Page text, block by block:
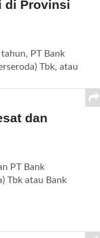
di Provinsi
PT Bank
Tbk, atau
dan
PT Bank
Tbk atau Bank